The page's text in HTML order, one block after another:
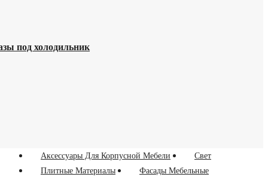
под холодильник
Аксессуары Для Корпусной Мебели
Свет
Плитные Материалы
Фасады Мебельные